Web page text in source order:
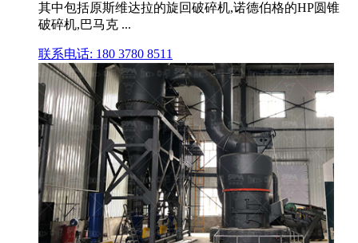
其中包括原斯维达拉的旋回破碎机,诺德伯格的HP圆锥
破碎机,巴马克 ...
联系电话: 180 3780 8511